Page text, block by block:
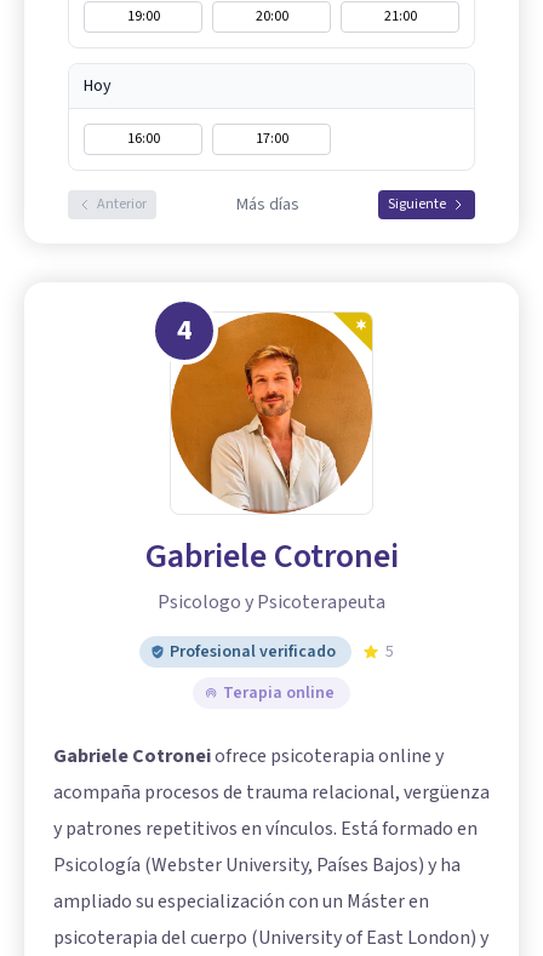
19:00 20:00 21:00
Hoy
16:00 17:00
Anterior Más días Siguiente
4
Gabriele Cotronei
Psicologo y Psicoterapeuta
Profesional verificado
5
Terapia online
Gabriele Cotroneiofrece psicoterapia online y
acompaña procesos de trauma relacional, vergüenza
y patrones repetitivos en vínculos. Está formado en
Psicología (Webster University, Países Bajos) y ha
ampliado su especialización con un Máster en
psicoterapia del cuerpo (University of East London) y